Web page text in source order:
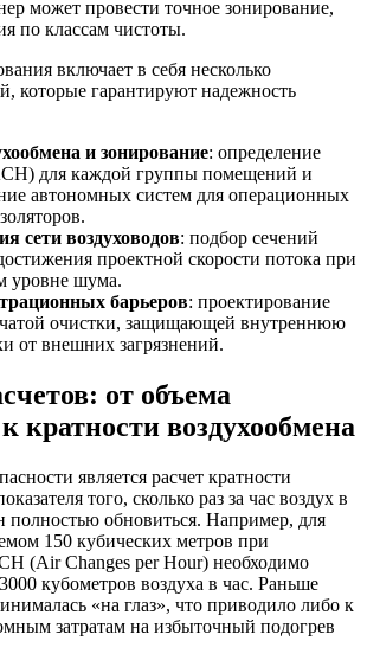
может провести точное зонирование,
по классам чистоты.
включает в себя несколько
которые гарантируют надежность
и зонирование: определение
для каждой группы помещений и
автономных систем для операционных
сети воздуховодов: подбор сечений
проектной скорости потока при
уровне шума.
барьеров: проектирование
очистки, защищающей внутреннюю
от внешних загрязнений.
от объема
кратности воздухообмена
является расчет кратности
того, сколько раз за час воздух в
обновиться. Например, для
150 кубических метров при
(Air Changes per Hour) необходимо
кубометров воздуха в час. Раньше
«на глаз», что приводило либо к
затратам на избыточный подогрев